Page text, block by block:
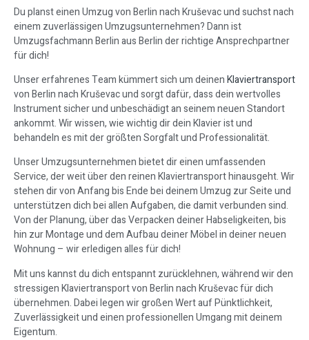
Du planst einen Umzug von Berlin nach Kruševac und suchst nach
einem zuverlässigen Umzugsunternehmen? Dann ist
Umzugsfachmann Berlin aus Berlin der richtige Ansprechpartner
für dich!
Unser erfahrenes Team kümmert sich um deinenKlaviertransport
von Berlin nach Kruševac und sorgt dafür, dass dein wertvolles
Instrument sicher und unbeschädigt an seinem neuen Standort
ankommt. Wir wissen, wie wichtig dir dein Klavier ist und
behandeln es mit der größten Sorgfalt und Professionalität.
Unser Umzugsunternehmen bietet dir einen umfassenden
Service, der weit über den reinen Klaviertransport hinausgeht. Wir
stehen dir von Anfang bis Ende bei deinem Umzug zur Seite und
unterstützen dich bei allen Aufgaben, die damit verbunden sind.
Von der Planung, über das Verpacken deiner Habseligkeiten, bis
hin zur Montage und dem Aufbau deiner Möbel in deiner neuen
Wohnung – wir erledigen alles für dich!
Mit uns kannst du dich entspannt zurücklehnen, während wir den
stressigen Klaviertransport von Berlin nach Kruševac für dich
übernehmen. Dabei legen wir großen Wert auf Pünktlichkeit,
Zuverlässigkeit und einen professionellen Umgang mit deinem
Eigentum.